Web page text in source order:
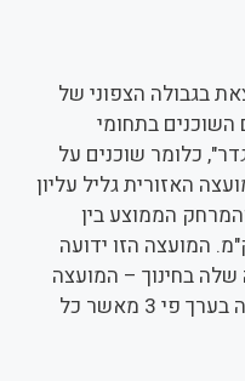
בגבולה הצפוני של
29 קיבוצים השוכנים בתחומי
גדר", כלומר שוכנים על
האזורית גליל עליון
הממוצע בין
שבתחומה הוא כ-20 ק"מ. המועצה הזו ידועה
בחינוך – המועצה
משקיעה בכל תלמיד סכום הגבוה בערך פי 3 מאשר כל